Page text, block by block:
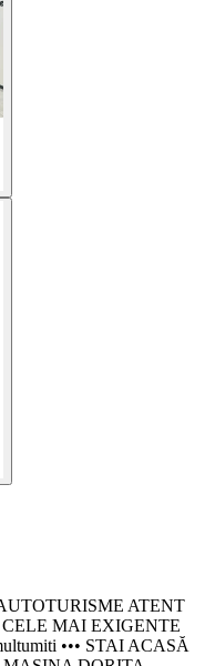
ATENT
MAI EXIGENTE
••• STAI ACASĂ